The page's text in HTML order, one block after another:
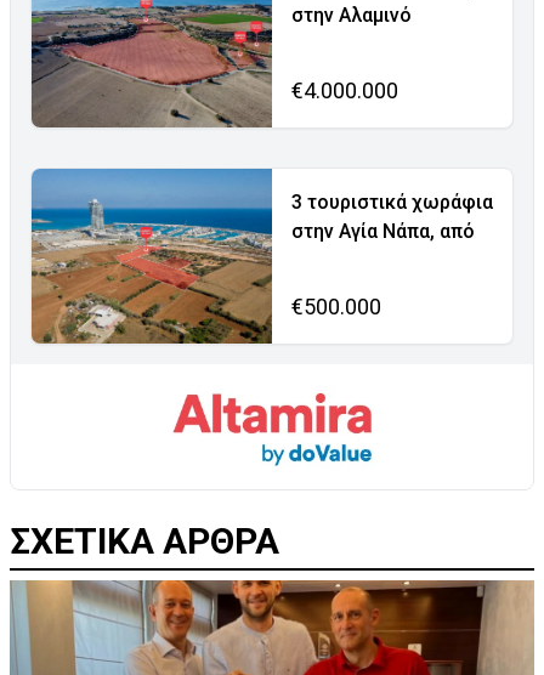
στην Αλαμινό
€4.000.000
3 τουριστικά χωράφια
στην Αγία Νάπα, από
€500.000
ΣΧΕΤΙΚΑ ΑΡΘΡΑ